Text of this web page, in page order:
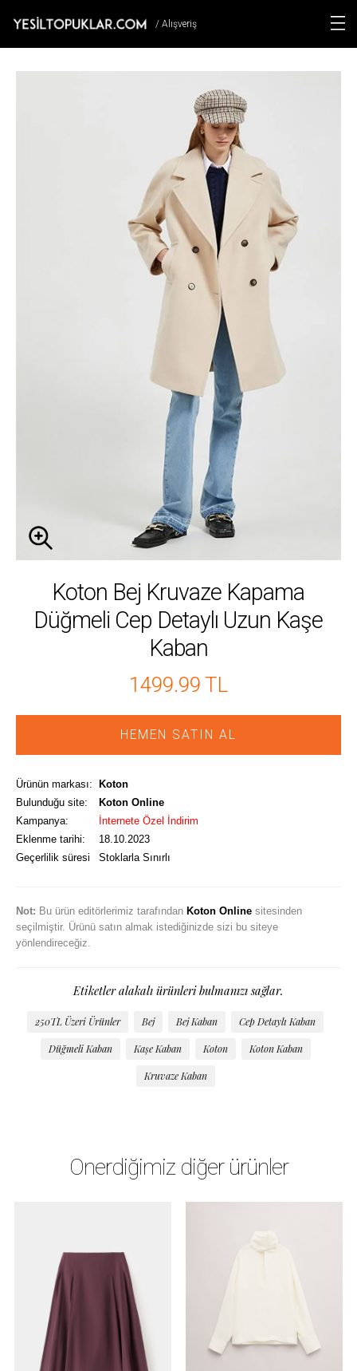
/ Alışveriş
Koton Bej Kruvaze Kapama
Düğmeli Cep Detaylı Uzun Kaşe
Kaban
1499.99 TL
HEMEN SATIN AL
Ürünün markası:
Koton
Bulunduğu site:
Koton Online
Kampanya:
İnternete Özel İndirim
Eklenme tarihi:
18.10.2023
Geçerlilik süresi
Stoklarla Sınırlı
Not: Bu ürün editörlerimiz tarafından Koton Onlinesitesinden
seçilmiştir. Ürünü satın almak istediğinizde sizi bu siteye
yönlendireceğiz.
Etiketler alakalı ürünleri bulmanızı sağlar.
250TL Üzeri Ürünler Bej Bej Kaban Cep Detaylı Kaban
Düğmeli Kaban Kaşe Kaban Koton Koton Kaban
Kruvaze Kaban
Önerdiğimiz diğer ürünler